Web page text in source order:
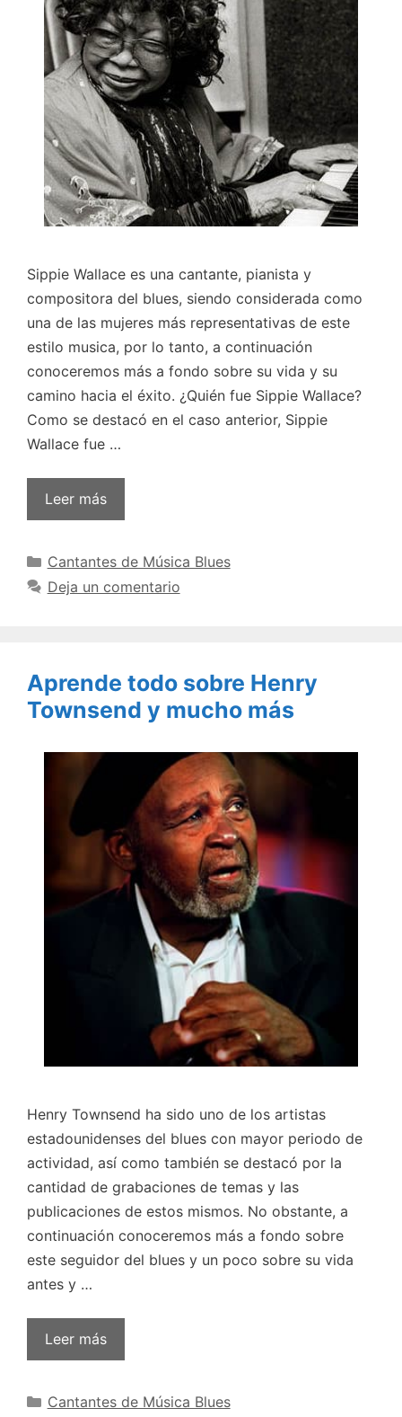
Sippie Wallace es una cantante, pianista y
compositora del blues, siendo considerada como
una de las mujeres más representativas de este
estilo musica, por lo tanto, a continuación
conoceremos más a fondo sobre su vida y su
camino hacia el éxito. ¿Quién fue Sippie Wallace?
Como se destacó en el caso anterior, Sippie
Wallace fue …
Leer más
Categorías
Cantantes de Música Blues
Deja un comentario
Aprende todo sobre Henry
Townsend y mucho más
Henry Townsend ha sido uno de los artistas
estadounidenses del blues con mayor periodo de
actividad, así como también se destacó por la
cantidad de grabaciones de temas y las
publicaciones de estos mismos. No obstante, a
continuación conoceremos más a fondo sobre
este seguidor del blues y un poco sobre su vida
antes y …
Leer más
Categorías
Cantantes de Música Blues